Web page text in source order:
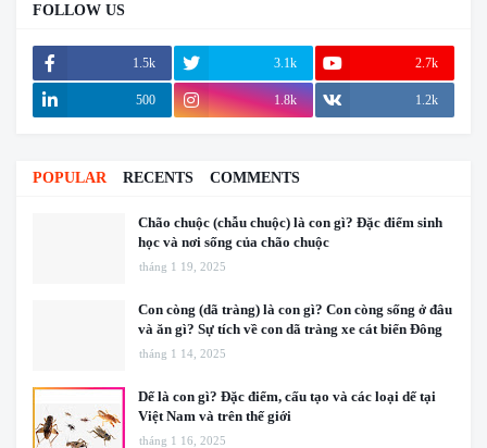
FOLLOW US
1.5k 3.1k 2.7k
500 1.8k 1.2k
POPULAR RECENTS COMMENTS
Chão chuộc (chẫu chuộc) là con gì? Đặc điểm sinh
học và nơi sống của chão chuộc
tháng 1 19, 2025
Con còng (dã tràng) là con gì? Con còng sống ở đâu
và ăn gì? Sự tích về con dã tràng xe cát biển Đông
tháng 1 14, 2025
Dế là con gì? Đặc điểm, cấu tạo và các loại dế tại
Việt Nam và trên thế giới
tháng 1 16, 2025